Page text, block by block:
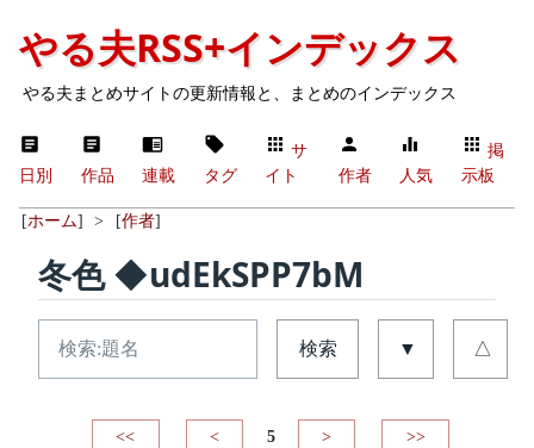
やる夫RSS+インデックス
やる夫まとめサイトの更新情報と、まとめのインデックス
日別 作品 連載 タグ
サ
イト
作者 人気
掲
示板
[ホーム] > [作者]
冬色 ◆udEkSPP7bM
検索 ▼ △
<< < 5 > >>